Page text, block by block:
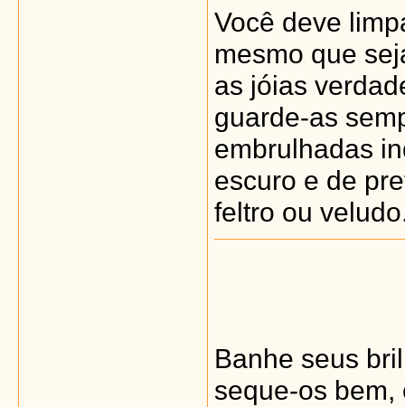
Você deve
mesmo que
as jóias
guarde-as
embrulhadas
escuro e de
feltro ou
Banhe seus
seque-os